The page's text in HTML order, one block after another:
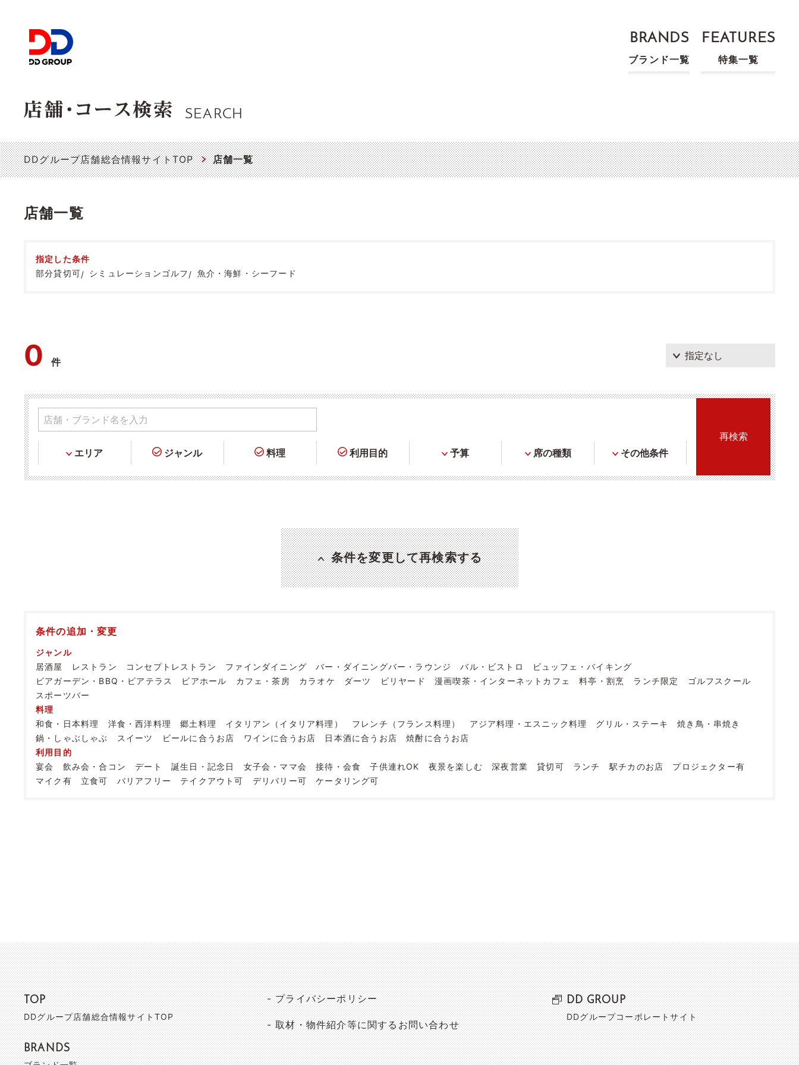
BRANDS
ブランド一覧
FEATURES
特集一覧
SEARCH
DDグループ店舗総合情報サイトTOP 店舗一覧
店舗一覧
指定した条件
部分貸切可
シミュレーションゴルフ 魚介・海鮮・シーフード
0件
エリア ジャンル 料理 利用目的 予算 席の種類 その他条件
条件を変更して再検索する
条件の追加・変更
ジャンル
居酒屋
レストラン コンセプトレストラン ファインダイニング バー・ダイニングバー・ラウンジ バル・ビストロ
ビュッフェ・バイキング
ビアガーデン・BBQ・ビアテラス
ビアホール カフェ・茶房 カラオケ ダーツ ビリヤード 漫画喫茶・インターネットカフェ 料亭・割烹 ランチ限定
ゴルフスクール
スポーツバー
料理
和食・日本料理
洋食・西洋料理 郷土料理 イタリアン（イタリア料理） フレンチ（フランス料理） アジア料理・エスニック料理 グリル・ステーキ
焼き鳥・串焼き
鍋・しゃぶしゃぶ
スイーツ ビールに合うお店 ワインに合うお店 日本酒に合うお店
焼酎に合うお店
利用目的
宴会
飲み会・合コン デート 誕生日・記念日 女子会・ママ会 接待・会食 子供連れOK 夜景を楽しむ 深夜営業 貸切可 ランチ 駅チカのお店
プロジェクター有
マイク有
立食可 バリアフリー テイクアウト可 デリバリー可 ケータリング可
TOP
DDグループ店舗総合情報サイトTOP
BRANDS
プライバシーポリシー
取材・物件紹介等に関するお問い合わせ
DD GROUP
DDグループコーポレートサイト